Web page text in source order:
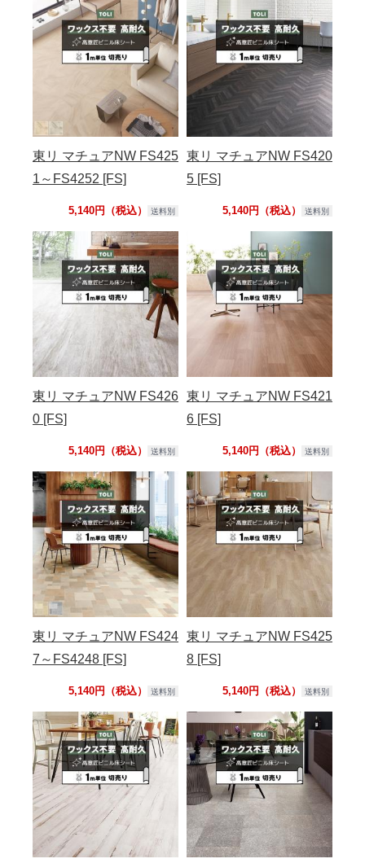
東リ マチュアNW FS425
1～FS4252 [FS]
5,140円（税込） 送料別
東リ マチュアNW FS420
5 [FS]
5,140円（税込） 送料別
東リ マチュアNW FS426
0 [FS]
5,140円（税込） 送料別
東リ マチュアNW FS421
6 [FS]
5,140円（税込） 送料別
東リ マチュアNW FS424
7～FS4248 [FS]
5,140円（税込） 送料別
東リ マチュアNW FS425
8 [FS]
5,140円（税込） 送料別